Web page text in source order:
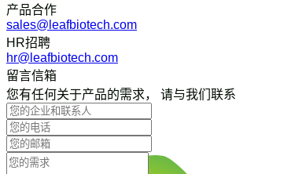
产品合作
sales@leafbiotech.com
HR招聘
hr@leafbiotech.com
留言信箱
您有任何关于产品的需求， 请与我们联系